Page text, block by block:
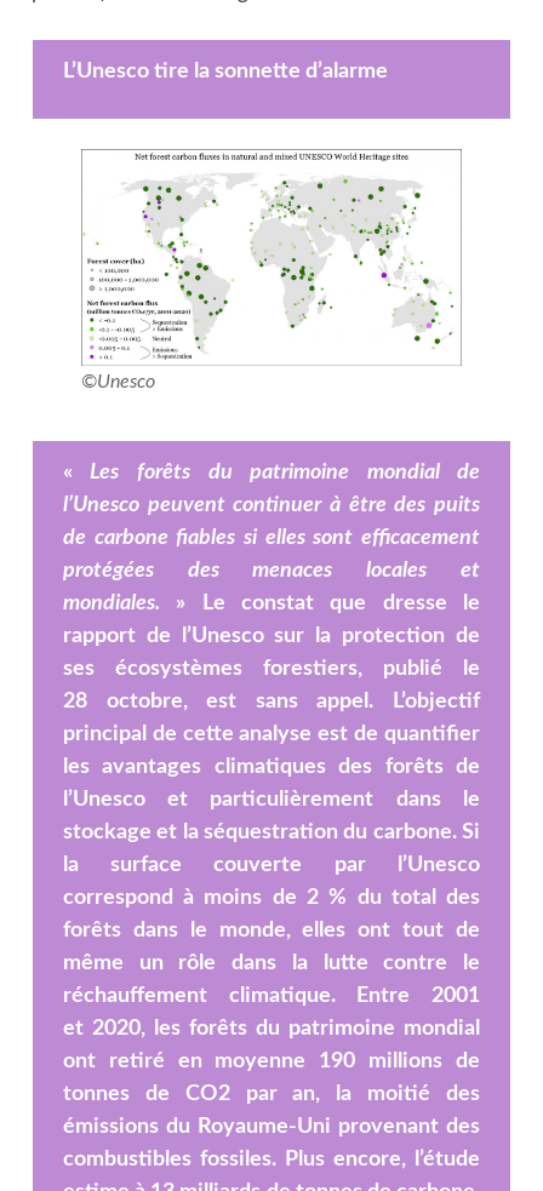
L’Unesco tire la sonnette d’alarme
©Unesco
«Les forêts du patrimoine mondial de
l’Unesco peuvent continuer à être des puits
de carbone fiables si elles sont efficacement
protégées des menaces locales et
mondiales. » Le constat que dresse le
rapport de l’Unesco sur la protection de
ses écosystèmes forestiers, publié le
28 octobre, est sans appel. L’objectif
principal de cette analyse est de quantifier
les avantages climatiques des forêts de
l’Unesco et particulièrement dans le
stockage et la séquestration du carbone. Si
la surface couverte par l’Unesco
correspond à moins de 2 % du total des
forêts dans le monde, elles ont tout de
même un rôle dans la lutte contre le
réchauffement climatique. Entre 2001
et 2020, les forêts du patrimoine mondial
ont retiré en moyenne 190 millions de
tonnes de CO2 par an, la moitié des
émissions du Royaume-Uni provenant des
combustibles fossiles. Plus encore, l’étude